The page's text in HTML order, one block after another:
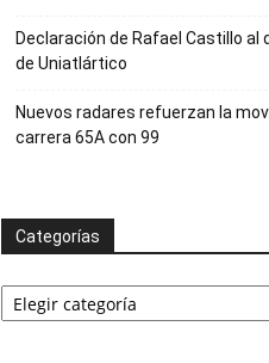
Declaración de Rafael Castillo al
de Uniatlártico
Nuevos radares refuerzan la
carrera 65A con 99
Categorías
Categorías